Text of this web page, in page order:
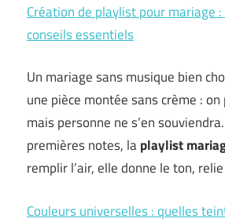
Création de playlist pour mariage
conseils essentiels
Un mariage sans musique bien
une pièce montée sans crème : on
mais personne ne s’en
premières notes, laplaylist
remplir l’air, elle donne le ton,
Couleurs universelles : quelles